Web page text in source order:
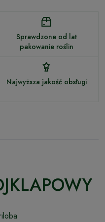
Sprawdzone od lat
pakowanie roślin
Najwyższa jakość obsługi